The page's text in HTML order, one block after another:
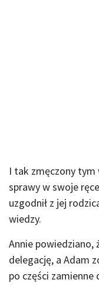
I tak zmęczony tym
sprawy w swoje
uzgodnił z jej
wiedzy.
Annie powiedziano,
delegację, a Adam
po części